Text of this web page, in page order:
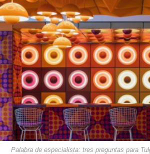
Palabra de especialista: tres preguntas para